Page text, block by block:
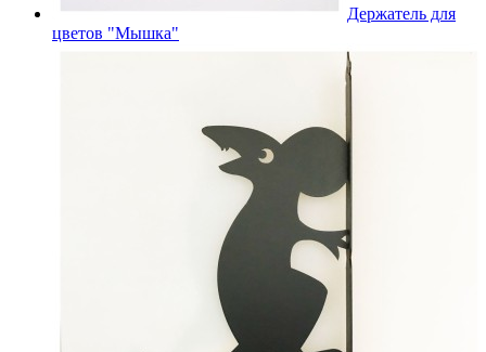
Держатель для
цветов "Мышка"